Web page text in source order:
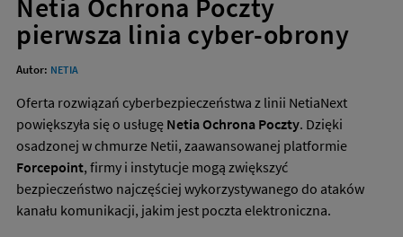
(user)Monika.Borowska-
Komenda@netia.pl|
Netia
Netia Ochrona Poczty
pierwsza linia cyber-obrony
Autor: NETIA
Oferta rozwiązań cyberbezpieczeństwa z linii NetiaNext
powiększyła się o usługę Netia Ochrona Poczty. Dzięki
osadzonej w chmurze Netii, zaawansowanej platformie
Forcepoint, firmy i instytucje mogą zwiększyć
bezpieczeństwo najczęściej wykorzystywanego do ataków
kanału komunikacji, jakim jest poczta elektroniczna.